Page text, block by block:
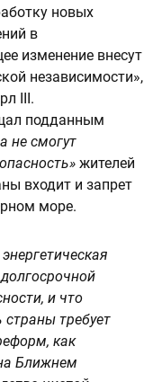
новых
в
изменение внесут
независимости»,
III.
подданным
не смогут
жителей
входит и запрет
море.
и что
страны требует
как
Ближнем